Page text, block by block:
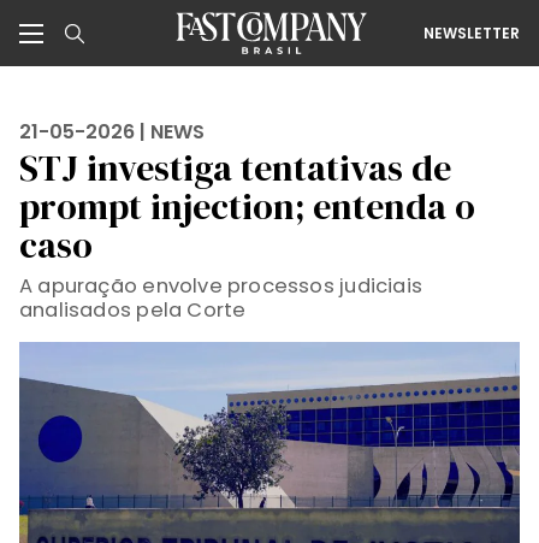
NEWSLETTER
21-05-2026 | NEWS
STJ investiga tentativas de
prompt injection; entenda o
caso
A apuração envolve processos judiciais
analisados pela Corte